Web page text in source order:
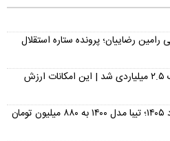
رامین رضاییان؛ پرونده ستاره استقلال
شوک قیمتی دنا پلاس؛ اتوماتیک ۲.۵ میلیاردی شد | این امکانات ارزش
قیمت تیبا کارکرده امروز ۱۶ مرداد ۱۴۰۵؛ تیبا مدل ۱۴۰۰ به ۸۸۰ میلیون تومان